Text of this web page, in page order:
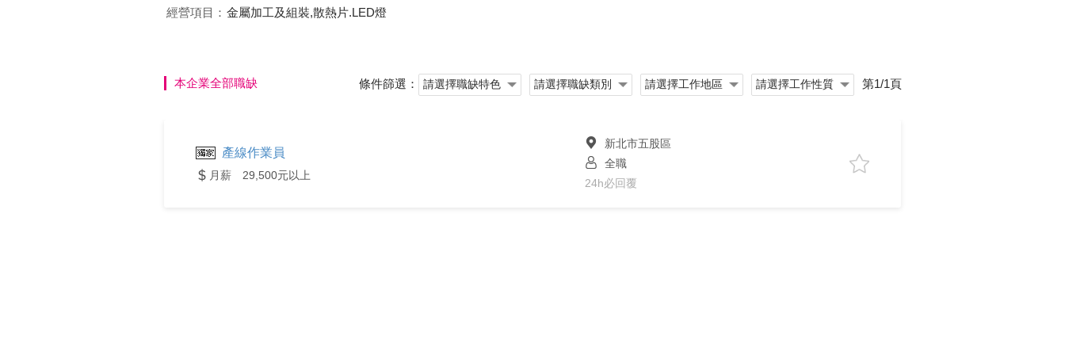
經營項目： 金屬加工及組裝,散熱片.LED燈
本企業全部職缺 條件篩選： 第1/1頁
產線作業員
月薪 29,500元以上
新北市五股區
全職
24h必回覆